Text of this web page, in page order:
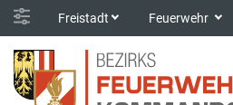
Freistadt Feuerwehr